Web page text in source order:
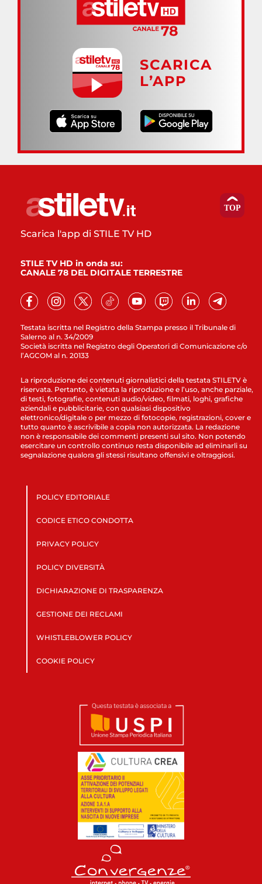
SCARICA
L’APP
Testata iscritta nel Registro della Stampa presso il Tribunale di
Salerno al n. 34/2009
Società iscritta nel Registro degli Operatori di Comunicazione c/o
l’AGCOM al n. 20133
Scarica l'app di STILE TV HD
STILE TV HD in onda su:
CANALE 78 DEL DIGITALE TERRESTRE
La riproduzione dei contenuti giornalistici della testata STILETV è
riservata. Pertanto, è vietata la riproduzione e l’uso, anche parziale,
di testi, fotografie, contenuti audio/video, filmati, loghi, grafiche
aziendali e pubblicitarie, con qualsiasi dispositivo
elettronico/digitale o per mezzo di fotocopie, registrazioni, cover e
tutto quanto è ascrivibile a copia non autorizzata. La redazione
non è responsabile dei commenti presenti sul sito. Non potendo
esercitare un controllo continuo resta disponibile ad eliminarli su
segnalazione qualora gli stessi risultano offensivi e oltraggiosi.
POLICY EDITORIALE
CODICE ETICO CONDOTTA
PRIVACY POLICY
POLICY DIVERSITÀ
DICHIARAZIONE DI TRASPARENZA
GESTIONE DEI RECLAMI
WHISTLEBLOWER POLICY
COOKIE POLICY